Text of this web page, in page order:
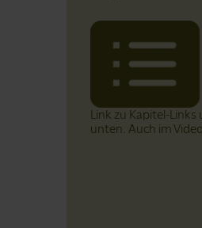
Link zu Kapitel-
unten. Auch im